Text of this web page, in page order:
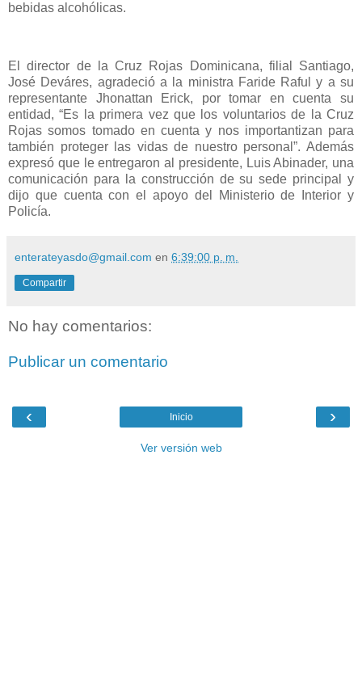
bebidas alcohólicas.
El director de la Cruz Rojas Dominicana, filial Santiago,
José Deváres, agradeció a la ministra Faride Raful y a su
representante Jhonattan Erick, por tomar en cuenta su
entidad, “Es la primera vez que los voluntarios de la Cruz
Rojas somos tomado en cuenta y nos importantizan para
también proteger las vidas de nuestro personal”. Además
expresó que le entregaron al presidente, Luis Abinader, una
comunicación para la construcción de su sede principal y
dijo que cuenta con el apoyo del Ministerio de Interior y
Policía.
enterateyasdo@gmail.com en 6:39:00 p. m.
Compartir
No hay comentarios:
Publicar un comentario
‹ ›
Inicio
Ver versión web